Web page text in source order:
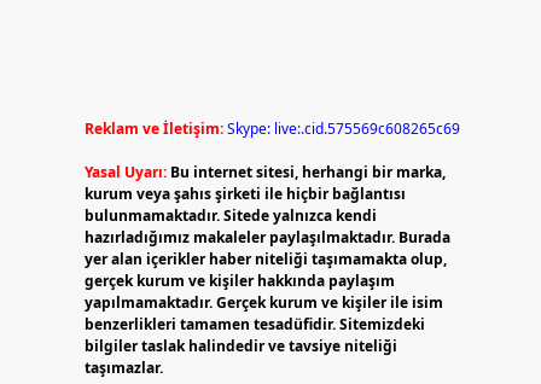
Reklam ve İletişim:Skype: live:.cid.575569c608265c69
Yasal Uyarı: Bu internet sitesi, herhangi bir marka,
kurum veya şahıs şirketi ile hiçbir bağlantısı
bulunmamaktadır. Sitede yalnızca kendi
hazırladığımız makaleler paylaşılmaktadır. Burada
yer alan içerikler haber niteliği taşımamakta olup,
gerçek kurum ve kişiler hakkında paylaşım
yapılmamaktadır. Gerçek kurum ve kişiler ile isim
benzerlikleri tamamen tesadüfidir. Sitemizdeki
bilgiler taslak halindedir ve tavsiye niteliği
taşımazlar.